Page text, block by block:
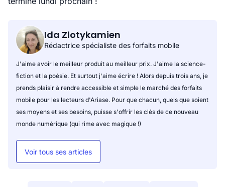
Ida Zlotykamien
Rédactrice spécialiste des forfaits mobile
J'aime avoir le meilleur produit au meilleur prix. J'aime la science-
fiction et la poésie. Et surtout j'aime écrire ! Alors depuis trois ans, je
prends plaisir à rendre accessible et simple le marché des forfaits
mobile pour les lecteurs d'Ariase. Pour que chacun, quels que soient
ses moyens et ses besoins, puisse s'offrir les clés de ce nouveau
monde numérique (qui rime avec magique !)
Voir tous ses articles